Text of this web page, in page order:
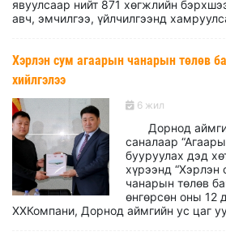
явуулсаар нийт 871 хөгжлийн
авч, эмчилгээ, үйлчилгээнд
Хэрлэн сум агаарын чанарын төлөв
хийлгэлээ
6 жил
Дорнод
саналаар
бууруулах дэд
хүрээнд
чанарын төлөв
өнгөрсөн оны 12
ХХКомпани, Дорнод аймгийн ус цаг